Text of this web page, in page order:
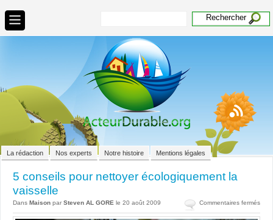
La rédaction Nos experts Notre histoire Mentions légales
5 conseils pour nettoyer écologiquement la
vaisselle
Dans Maison par Steven AL GORE le 20 août 2009 Commentaires ferméssur
5